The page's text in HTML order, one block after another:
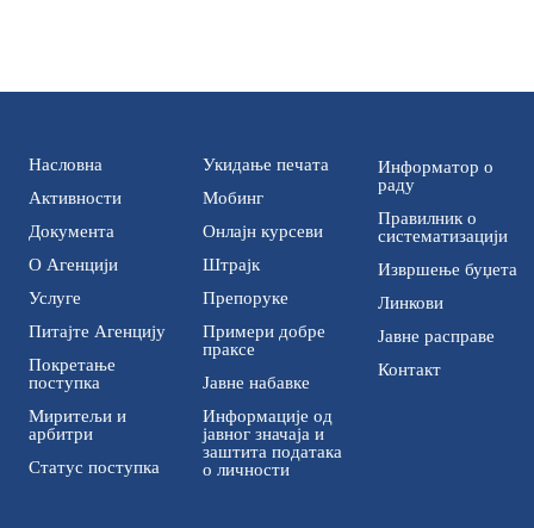
Насловна
Активности
Документа
О Агенцији
Услуге
Питајте Агенцију
Покретање
поступка
Миритељи и
арбитри
Статус поступка
Укидање печата
Мобинг
Онлајн курсеви
Штрајк
Препоруке
Примери добре
праксе
Јавне набавке
Информације од
јавног значаја и
заштита података
о личности
Информатор о
раду
Правилник о
систематизацији
Извршење буџета
Линкови
Јавне расправе
Контакт